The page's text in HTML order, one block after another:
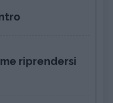
riprendersi